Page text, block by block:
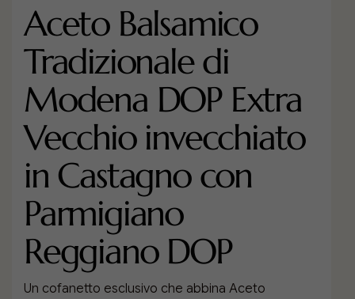
Aceto Balsamico
Tradizionale di
Modena DOP Extra
Vecchio invecchiato
in Castagno con
Parmigiano
Reggiano DOP
Un cofanetto esclusivo che abbina Aceto